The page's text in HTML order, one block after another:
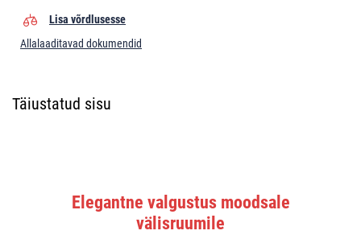
Lisa võrdlusesse
Allalaaditavad dokumendid
Täiustatud sisu
Elegantne valgustus moodsale
välisruumile